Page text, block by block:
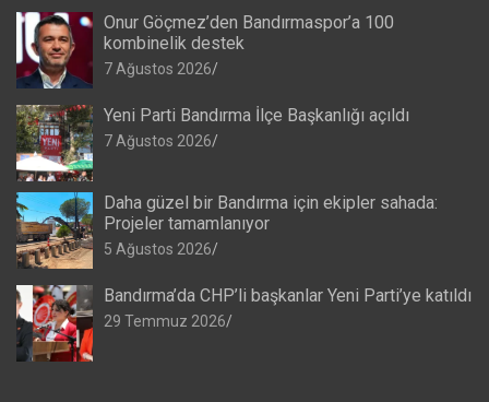
Onur Göçmez’den Bandırmaspor’a 100
kombinelik destek
7 Ağustos 2026
Yeni Parti Bandırma İlçe Başkanlığı açıldı
7 Ağustos 2026
Daha güzel bir Bandırma için ekipler sahada:
Projeler tamamlanıyor
5 Ağustos 2026
Bandırma’da CHP’li başkanlar Yeni Parti’ye katıldı
29 Temmuz 2026